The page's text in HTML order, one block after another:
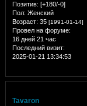
Позитив: [+180/-0]
Пол: Женский
Возраст: 35 [1991-01-14]
Провел на форуме:
16 дней 21 час
Последний визит:
2025-01-21 13:34:53
Tavaron